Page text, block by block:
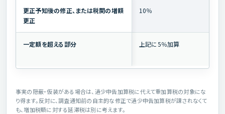
更正予知後の修正、または税関の増額
更正
10％
一定額を超える部分 上記に5％加算
事実の隠蔽・仮装がある場合は、過少申告加算税に代えて重加算税の対象にな
り得ます。反対に、調査通知前の自主的な修正で過少申告加算税が課されなくて
も、増加税額に対する延滞税は別に考えます。